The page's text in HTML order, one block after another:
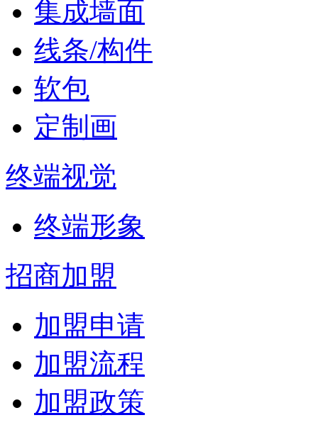
金玉满堂
集成墙面
线条/构件
软包
定制画
终端视觉
终端形象
招商加盟
加盟申请
加盟流程
加盟政策